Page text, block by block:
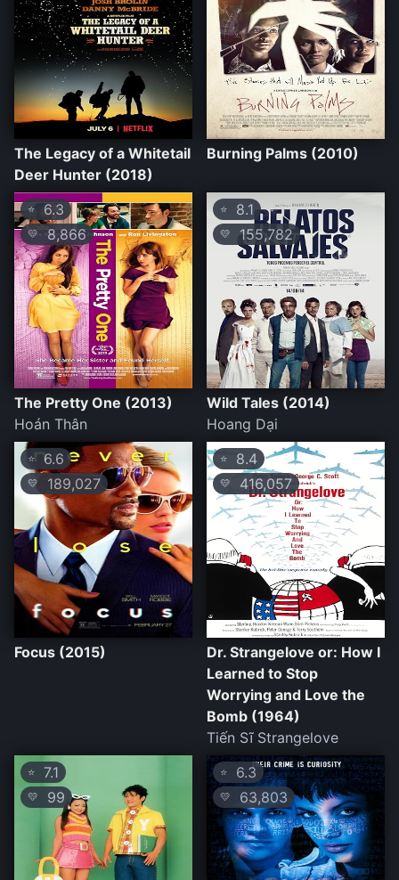
The Legacy of a Whitetail
Deer Hunter (2018)
Burning Palms (2010)
⭐ 6.3
💛 8,866
The Pretty One (2013)
Hoán Thân
⭐ 8.1
💛 155,782
Wild Tales (2014)
Hoang Dại
⭐6.6
💛 189,027
Focus (2015)
⭐ 8.4
💛 416,057
Dr. Strangelove or: How I
Learned to Stop
Worrying and Love the
Bomb (1964)
Tiến Sĩ Strangelove
⭐ 7.1
💛 99
⭐ 6.3
💛 63,803